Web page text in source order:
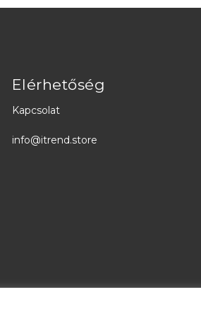
Elérhetőség
Kapcsolat
info@itrend.store